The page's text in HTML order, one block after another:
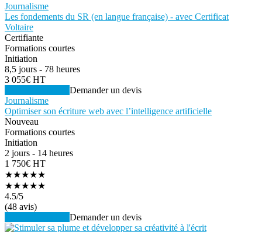
Journalisme
Les fondements du SR (en langue française) - avec Certificat
Voltaire
Certifiante
Formations courtes
Initiation
8,5 jours - 78 heures
3 055€ HT
Demander un devis
Journalisme
Optimiser son écriture web avec l’intelligence artificielle
Nouveau
Formations courtes
Initiation
2 jours - 14 heures
1 750€ HT
★★★★★
★★★★★
4.5/5
(48 avis)
Demander un devis